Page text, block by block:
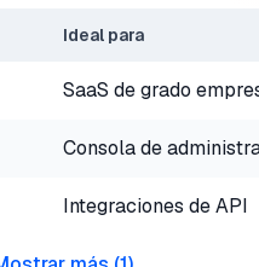
Ideal para
SaaS de grado
Consola de
Integraciones de API